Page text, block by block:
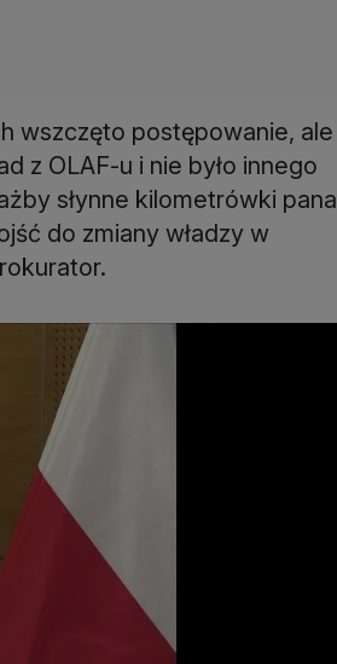
wszczęto postępowanie, ale
z OLAF-u i nie było innego
słynne kilometrówki pana
do zmiany władzy w